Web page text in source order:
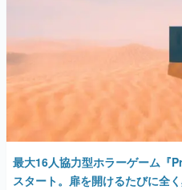
最大16人協力型ホラーゲーム『
スタート。扉を開けるたびに全